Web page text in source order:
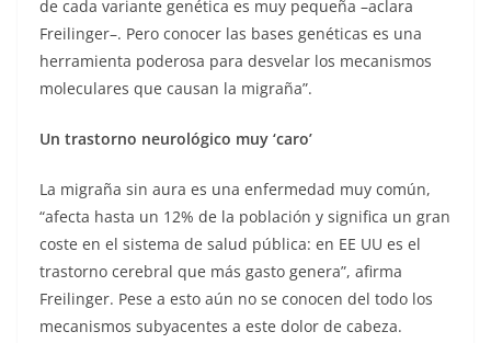
de cada variante genética es muy pequeña –aclara
Freilinger–. Pero conocer las bases genéticas es una
herramienta poderosa para desvelar los mecanismos
moleculares que causan la migraña”.
Un trastorno neurológico muy ‘caro’
La migraña sin aura es una enfermedad muy común,
“afecta hasta un 12% de la población y significa un gran
coste en el sistema de salud pública: en EE UU es el
trastorno cerebral que más gasto genera”, afirma
Freilinger. Pese a esto aún no se conocen del todo los
mecanismos subyacentes a este dolor de cabeza.